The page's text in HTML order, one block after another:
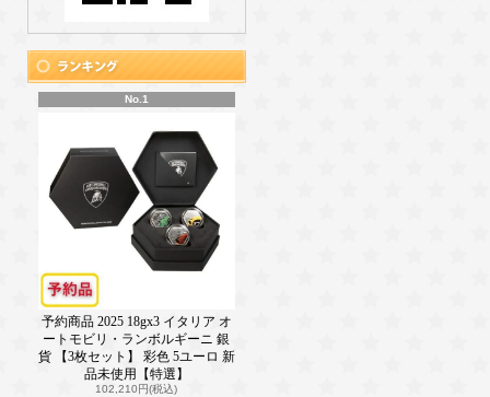
No.1
予約商品 2025 18gx3 イタリア オ
ートモビリ・ランボルギーニ 銀
貨 【3枚セット】 彩色 5ユーロ 新
品未使用【特選】
102,210円(税込)